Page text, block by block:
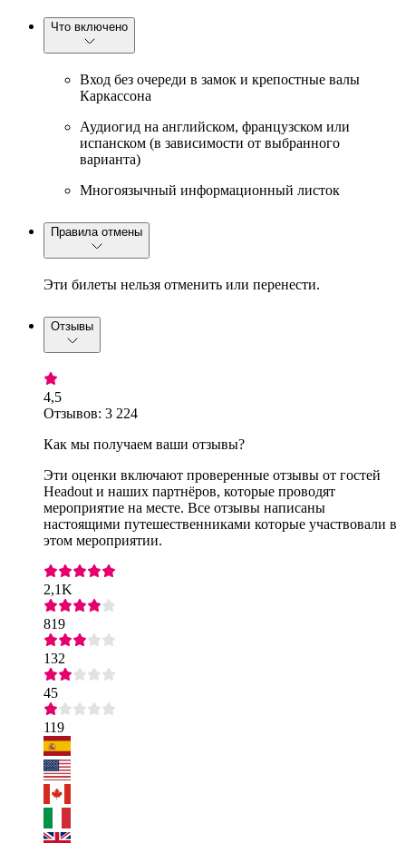
Что включено
Вход без очереди в замок и крепостные валы
Каркассона
Аудиогид на английском, французском или
испанском (в зависимости от выбранного
варианта)
Многоязычный информационный листок
Правила отмены
Эти билеты нельзя отменить или перенести.
Отзывы
4,5
Отзывов: 3 224
Как мы получаем ваши отзывы?
Эти оценки включают проверенные отзывы от гостей
Headout и наших партнёров, которые проводят
мероприятие на месте. Все отзывы написаны
настоящими путешественниками которые участвовали в
этом мероприятии.
2,1K
819
132
45
119